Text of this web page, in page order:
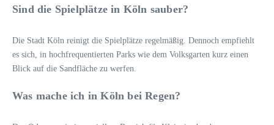
Sind die Spielplätze in Köln sauber?
Die Stadt Köln reinigt die Spielplätze regelmäßig. Dennoch empfiehlt
es sich, in hochfrequentierten Parks wie dem Volksgarten kurz einen
Blick auf die Sandfläche zu werfen.
Was mache ich in Köln bei Regen?